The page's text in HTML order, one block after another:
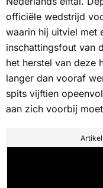
officiële wedstrijd
waarin hij uitviel met
inschattingsfout van
het herstel van deze
langer dan vooraf
spits vijftien
aan zich voorbij